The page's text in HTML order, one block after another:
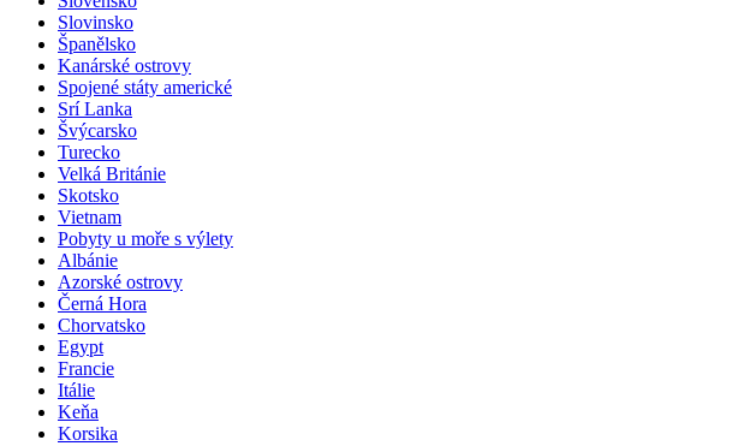
Slovinsko
Španělsko
Kanárské ostrovy
Spojené státy americké
Srí Lanka
Švýcarsko
Turecko
Velká Británie
Skotsko
Vietnam
Pobyty u moře s výlety
Albánie
Azorské ostrovy
Černá Hora
Chorvatsko
Egypt
Francie
Itálie
Keňa
Korsika